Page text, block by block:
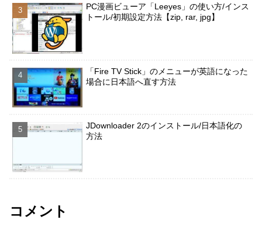
PC漫画ビューア「Leeyes」の使い方/インス
トール/初期設定方法【zip, rar, jpg】
「Fire TV Stick」のメニューが英語になった
場合に日本語へ直す方法
JDownloader 2のインストール/日本語化の
方法
コメント